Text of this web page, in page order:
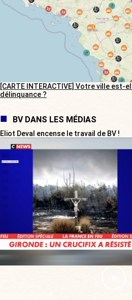
[CARTE INTERACTIVE] Votre ville est-
délinquance ?
BV DANS LES MÉDIAS
Eliot Deval encense le travail de BV !